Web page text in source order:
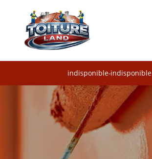
indisponible-indisponible